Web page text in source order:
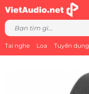
Tai nghe Loa Tuyển dụng